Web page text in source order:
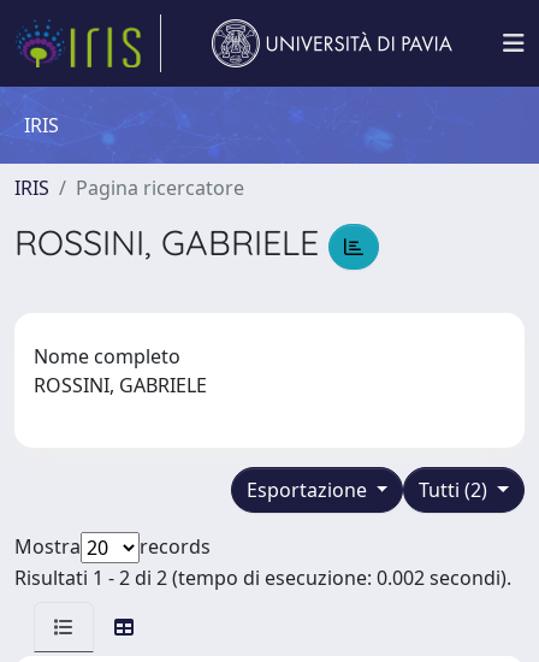
IRIS
IRIS Pagina ricercatore
ROSSINI, GABRIELE
Nome completo
ROSSINI, GABRIELE
Tutti (2)
Esportazione
Mostra
records
Risultati 1 - 2 di 2 (tempo di esecuzione: 0.002 secondi).